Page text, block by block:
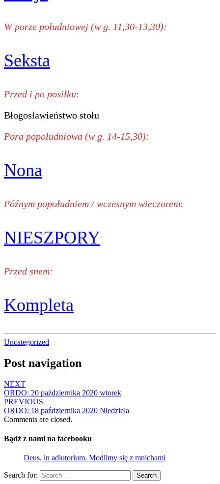
W porze południowej (w g. 11,30-13,30):
Seksta
Przed i po posiłku:
Błogosławieństwo stołu
Pora popołudniowa (w g. 14-15,30):
Nona
Późnym popołudniem / wczesnym wieczorem:
NIESZPORY
Przed snem:
Kompleta
Uncategorized
Post navigation
NEXT
ORDO: 20 października 2020 wtorek
PREVIOUS
ORDO: 18 października 2020 Niedziela
Comments are closed.
Bądź z nami na facebooku
Deus, in adiutorium. Modlimy się z mnichami
Search for: Search